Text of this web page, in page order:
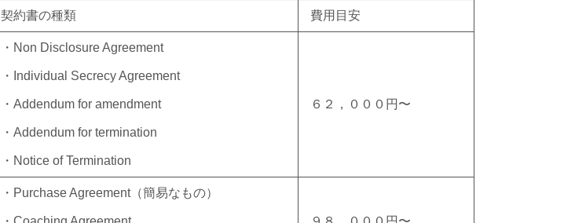
契約書の種類 費用目安
・Non Disclosure Agreement
・Individual Secrecy Agreement
・Addendum for amendment
・Addendum for termination
・Notice of Termination
６２，０００円〜
・Purchase Agreement（簡易なもの）